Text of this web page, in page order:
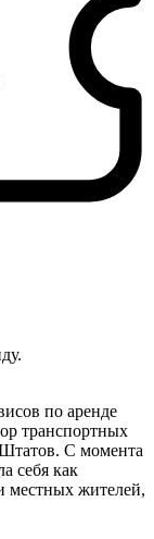
по аренде
транспортных
С момента
себя как
местных жителей,